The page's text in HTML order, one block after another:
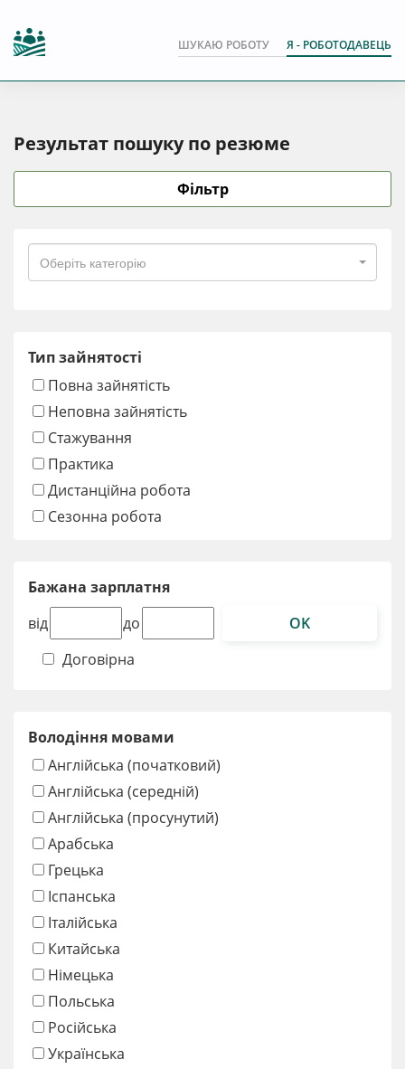
ШУКАЮ РОБОТУ Я - РОБОТОДАВЕЦЬ
Результат пошуку по резюме
Фільтр
Оберіть категорію
Тип зайнятості
Повна зайнятість
Неповна зайнятість
Стажування
Практика
Дистанційна робота
Сезонна робота
Бажана зарплатня
від
до
OK
Договірна
Володіння мовами
Англійська (початковий)
Англійська (середній)
Англійська (просунутий)
Арабська
Грецька
Іспанська
Італійська
Китайська
Німецька
Польська
Російська
Українська